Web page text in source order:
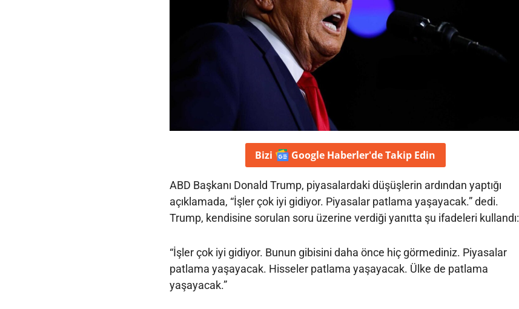
Bizi Google Haberler'deTakip Edin
ABD Başkanı Donald Trump, piyasalardaki düşüşlerin ardından yaptığı
açıklamada, “İşler çok iyi gidiyor. Piyasalar patlama yaşayacak.” dedi.
Trump, kendisine sorulan soru üzerine verdiği yanıtta şu ifadeleri kullandı:
“İşler çok iyi gidiyor. Bunun gibisini daha önce hiç görmediniz. Piyasalar
patlama yaşayacak. Hisseler patlama yaşayacak. Ülke de patlama
yaşayacak.”